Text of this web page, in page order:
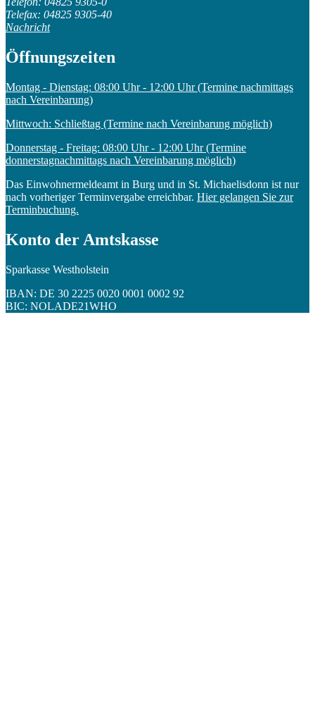
Telefax: 04825 9305-40
Nachricht
Öffnungszeiten
Montag - Dienstag: 08:00 Uhr - 12:00 Uhr (Termine nachmittags
nach Vereinbarung)
Mittwoch: Schließtag (Termine nach Vereinbarung möglich)
Donnerstag - Freitag: 08:00 Uhr - 12:00 Uhr (Termine
donnerstagnachmittags nach Vereinbarung möglich)
Das Einwohnermeldeamt in Burg und in St. Michaelisdonn ist nur
nach vorheriger Terminvergabe erreichbar. Hier gelangen Sie zur
Terminbuchung.
Konto der Amtskasse
Sparkasse Westholstein
IBAN: DE 30 2225 0020 0001 0002 92
BIC: NOLADE21WHO